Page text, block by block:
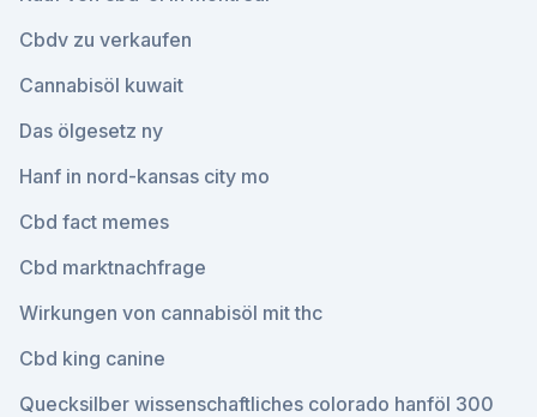
Cbdv zu verkaufen
Cannabisöl kuwait
Das ölgesetz ny
Hanf in nord-kansas city mo
Cbd fact memes
Cbd marktnachfrage
Wirkungen von cannabisöl mit thc
Cbd king canine
Quecksilber wissenschaftliches colorado hanföl 300